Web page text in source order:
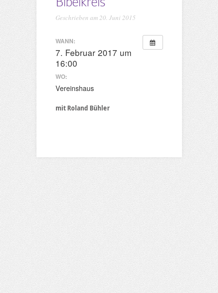
Geschrieben am 20. Juni 2015
WANN:
7. Februar 2017 um
16:00
WO:
Vereinshaus
mit Roland Bühler